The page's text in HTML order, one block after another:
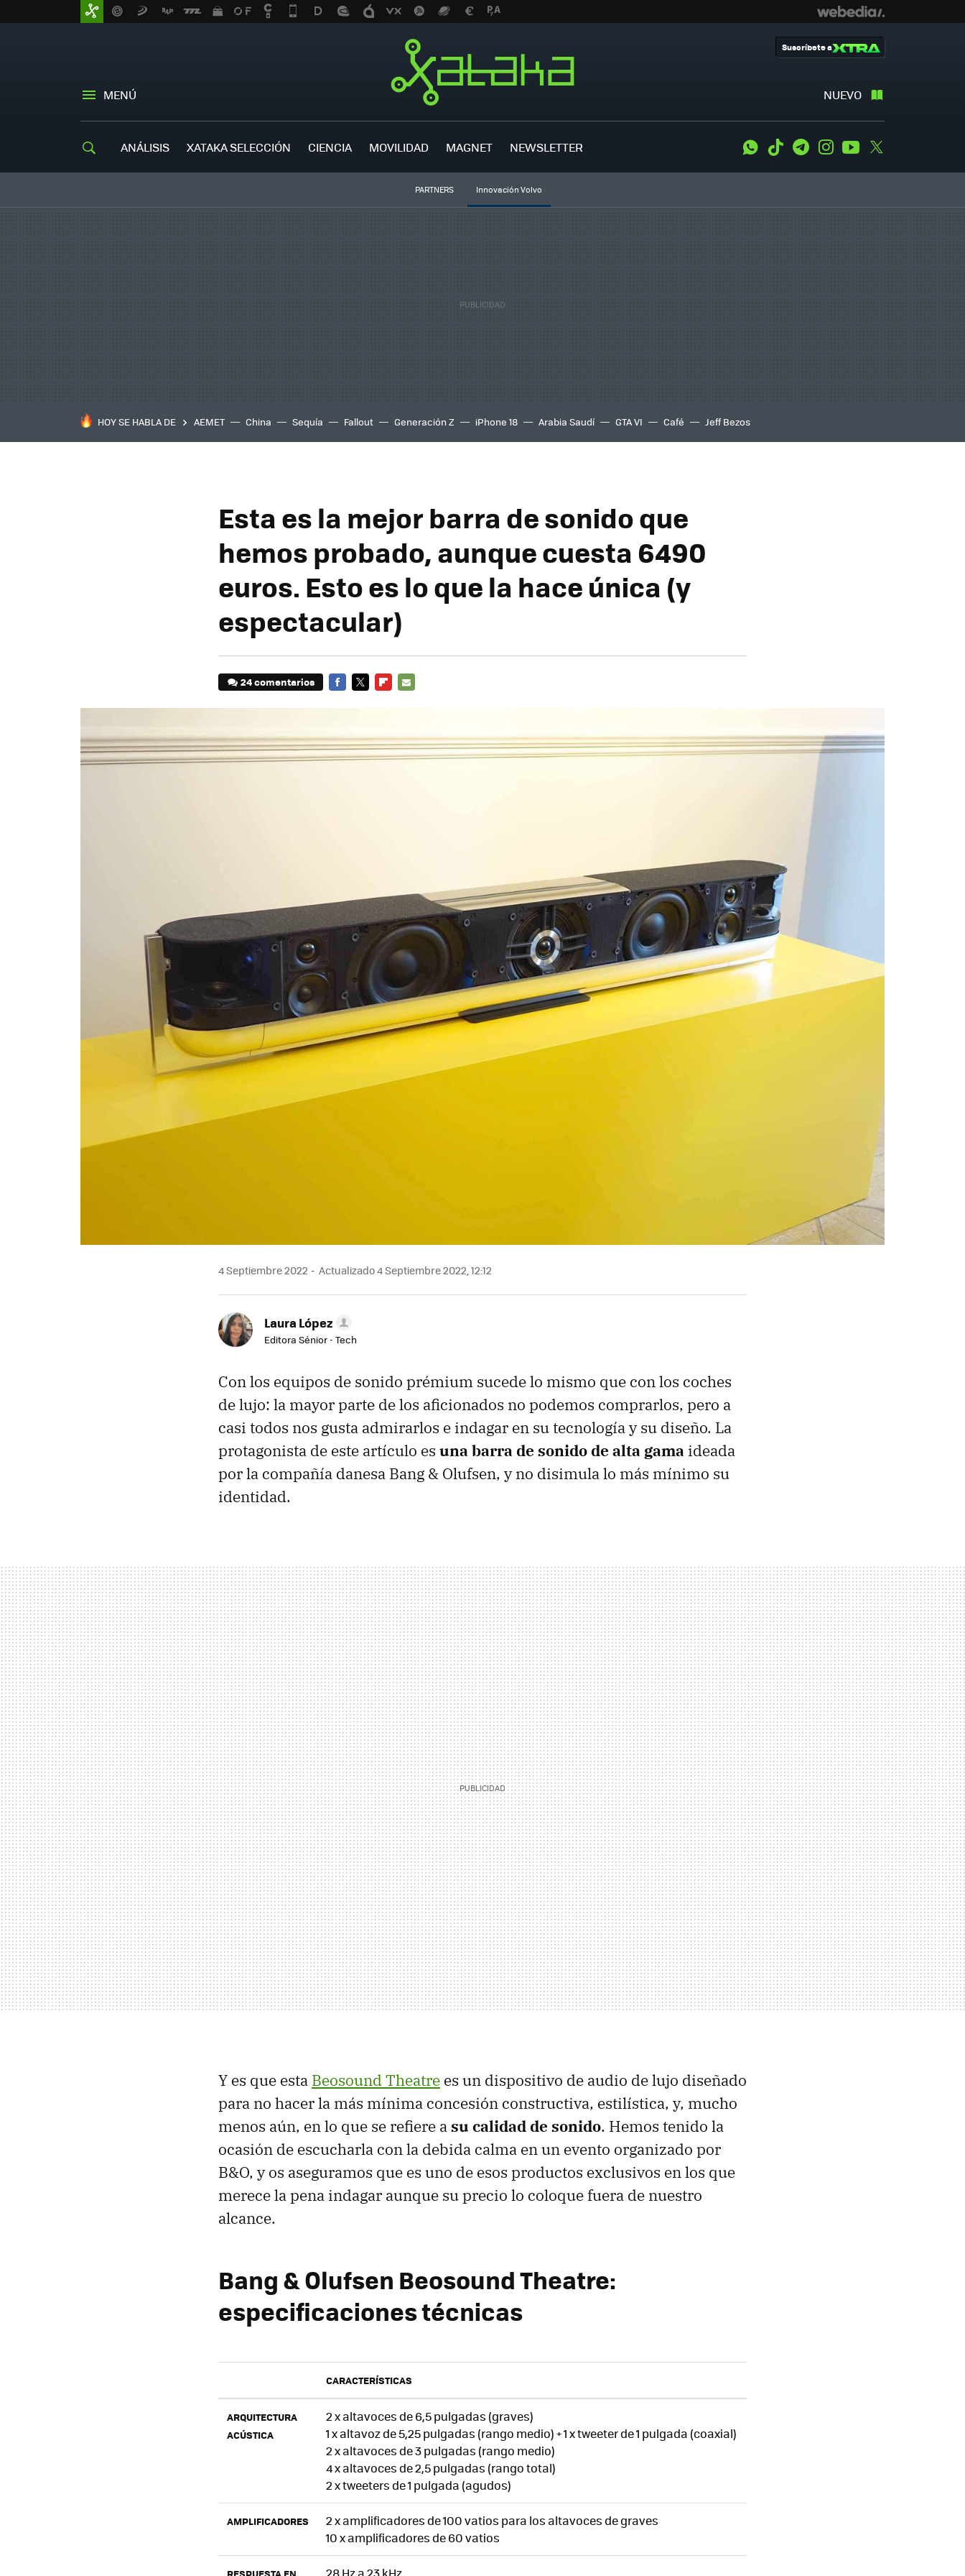
MENÚ NUEVO
Suscríbete a
ANÁLISIS XATAKA SELECCIÓN CIENCIA MOVILIDAD MAGNET NEWSLETTER WhatsApp
Tiktok TelegramInstagramYoutube
PARTNERS Innovación Volvo
HOY SE HABLA DE AEMET China Sequía Fallout Generación Z iPhone 18 Arabia Saudí GTA VI Café Jeff Bezos
Esta es la mejor barra de sonido que
hemos probado, aunque cuesta 6490
euros. Esto es lo que la hace única (y
espectacular)
24 comentarios
4 Septiembre 2022 Actualizado 4 Septiembre 2022, 12:12
Laura López
Editora Sénior - Tech
Con los equipos de sonido prémium sucede lo mismo que con los coches
de lujo: la mayor parte de los aficionados no podemos comprarlos, pero a
casi todos nos gusta admirarlos e indagar en su tecnología y su diseño. La
protagonista de este artículo es una barra de sonido de alta gama ideada
por la compañía danesa Bang & Olufsen, y no disimula lo más mínimo su
identidad.
Y es que esta Beosound Theatre es un dispositivo de audio de lujo diseñado
para no hacer la más mínima concesión constructiva, estilística, y, mucho
menos aún, en lo que se refiere asu calidad de sonido. Hemos tenido la
ocasión de escucharla con la debida calma en un evento organizado por
B&O, y os aseguramos que es uno de esos productos exclusivos en los que
merece la pena indagar aunque su precio lo coloque fuera de nuestro
alcance.
Bang & Olufsen Beosound Theatre:
especificaciones técnicas
CARACTERÍSTICAS
ARQUITECTURA
ACÚSTICA
2 x altavoces de 6,5 pulgadas (graves)
1 x altavoz de 5,25 pulgadas (rango medio) + 1 x tweeter de 1 pulgada (coaxial)
2 x altavoces de 3 pulgadas (rango medio)
4 x altavoces de 2,5 pulgadas (rango total)
2 x tweeters de 1 pulgada (agudos)
AMPLIFICADORES
2 x amplificadores de 100 vatios para los altavoces de graves
10 x amplificadores de 60 vatios